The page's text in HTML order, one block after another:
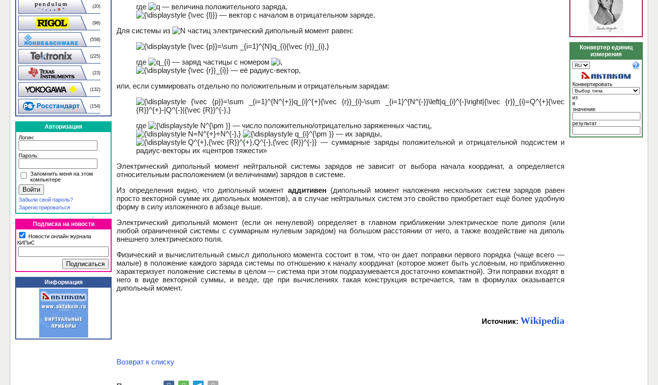
(20)
(96)
(558)
(225)
(23)
(132)
(154)
Авторизация
Логин:
Пароль:
Запомнить меня на этом
компьютере
Забыли свой пароль?
Зарегистрироваться
Подписка на новости
Новости онлайн журнала
КИПиС
Информация
где
— величина положительного заряда,
— вектор с началом в отрицательном заряде.
Для системы из
частиц электрический дипольный момент равен:
где
— заряд частицы с номером
— её радиус-вектор,
или, если суммировать отдельно по положительным и отрицательным зарядам:
где
— число положительно/отрицательно заряженных частиц,
— их заряды,
— суммарные заряды положительной и отрицательной подсистем и
радиус-векторы их «центров тяжести»
Электрический дипольный момент нейтральной системы зарядов не зависит от выбора начала координат, а определяется
относительным расположением (и величинами) зарядов в системе.
Из определения видно, что дипольный моментаддитивен (дипольный момент наложения нескольких систем зарядов равен
просто векторной сумме их дипольных моментов), а в случае нейтральных систем это свойство приобретает ещё более удобную
форму в силу изложенного в абзаце выше.
Электрический дипольный момент (если он ненулевой) определяет в главном приближении электрическое поле диполя (или
любой ограниченной системы с суммарным нулевым зарядом) на большом расстоянии от него, а также воздействие на диполь
внешнего электрического поля.
Физический и вычислительный смысл дипольного момента состоит в том, что он дает поправки первого порядка (чаще всего —
малые) в положение каждого заряда системы по отношению к началу координат (которое может быть условным, но приближенно
характеризует положение системы в целом — система при этом подразумевается достаточно компактной). Эти поправки входят в
него в виде векторной суммы, и везде, где при вычислениях такая конструкция встречается, там в формулах оказывается
дипольный момент.
Источник: Wikipedia
Возврат к списку
Конвертер единиц
измерения
Конвертировать
из
в
значение
результат